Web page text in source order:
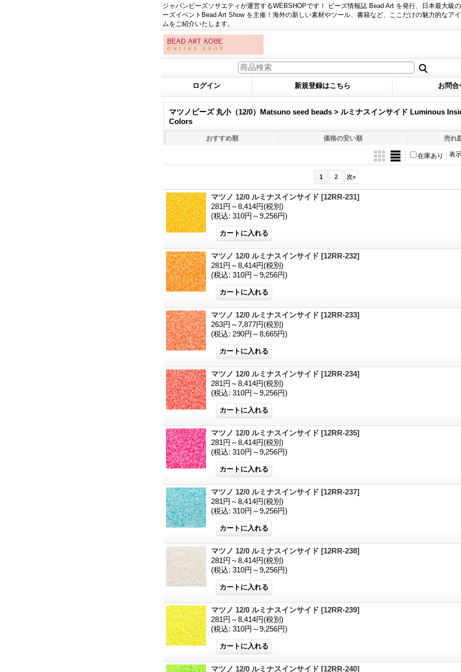
ジャパンビーズソサエティが運営するWEBSHOPです！ ビーズ情報誌 Bead Art を発行、日本最大級
ーズイベントBead Art Show を主催！海外の新しい素材やツール、書籍など、ここだけの魅力的なア
ムをご紹介いたします。
ログイン 新規登録はこちら お問合
マツノビーズ 丸小（12/0）Matsuno seed beads > ルミナスインサイド Luminous
Colors
おすすめ順 価格の安い順 売れ
表
在庫あり
1 2 次»
マツノ 12/0 ルミナスインサイド [12RR-231]
281円～8,414円(税別)
(税込: 310円～9,256円)
マツノ 12/0 ルミナスインサイド [12RR-232]
281円～8,414円(税別)
(税込: 310円～9,256円)
マツノ 12/0 ルミナスインサイド [12RR-233]
263円～7,877円(税別)
(税込: 290円～8,665円)
マツノ 12/0 ルミナスインサイド [12RR-234]
281円～8,414円(税別)
(税込: 310円～9,256円)
マツノ 12/0 ルミナスインサイド [12RR-235]
281円～8,414円(税別)
(税込: 310円～9,256円)
マツノ 12/0 ルミナスインサイド [12RR-237]
281円～8,414円(税別)
(税込: 310円～9,256円)
マツノ 12/0 ルミナスインサイド [12RR-238]
281円～8,414円(税別)
(税込: 310円～9,256円)
マツノ 12/0 ルミナスインサイド [12RR-239]
281円～8,414円(税別)
(税込: 310円～9,256円)
マツノ 12/0 ルミナスインサイド [12RR-240]